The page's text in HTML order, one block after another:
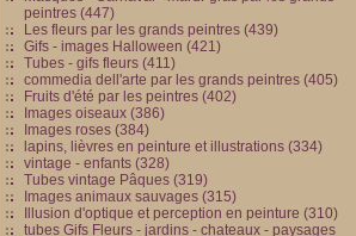
peintres (447)
Les fleurs par les grands peintres (439)
Gifs - images Halloween (421)
Tubes - gifs fleurs (411)
commedia dell'arte par les grands peintres (405)
Fruits d'été par les peintres (402)
Images oiseaux (386)
Images roses (384)
lapins, lièvres en peinture et illustrations (334)
vintage - enfants (328)
Tubes vintage Pâques (319)
Images animaux sauvages (315)
Illusion d'optique et perception en peinture (310)
tubes Gifs Fleurs - jardins - chateaux - paysages